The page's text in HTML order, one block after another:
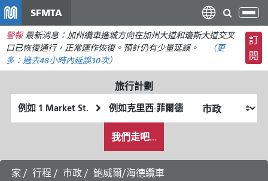
主
要
容
SFMTA
切
換
導
航
警報 最新消息：加州纜車進城方向在加州大道和瓊斯大道交叉
口已恢復通行，正常運作恢復。預計仍有少量延誤。
（更
多： 過去48小時內延誤30次）
訂
閱
旅行計劃
起
始
終
點
我
希
望
的
我們走吧...
家 行程 市政
鮑威爾/海德纜車